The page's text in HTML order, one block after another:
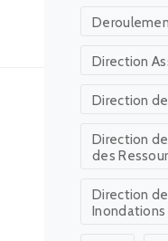
Direction
Direction
Direction
des
Direction
Inondations